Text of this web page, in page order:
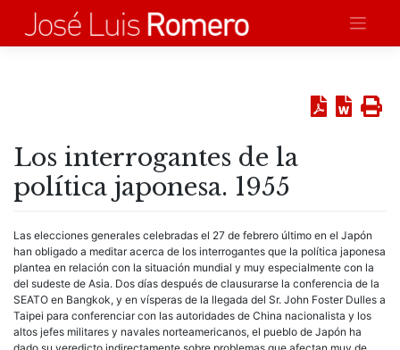
contenido
Los interrogantes de la
política japonesa. 1955
Las elecciones generales celebradas el 27 de febrero último en el Japón
han obligado a meditar acerca de los interrogantes que la política japonesa
plantea en relación con la situación mundial y muy especialmente con la
del sudeste de Asia. Dos días después de clausurarse la conferencia de la
SEATO en Bangkok, y en vísperas de la llegada del Sr. John Foster Dulles a
Taipei para conferenciar con las autoridades de China nacionalista y los
altos jefes militares y navales norteamericanos, el pueblo de Japón ha